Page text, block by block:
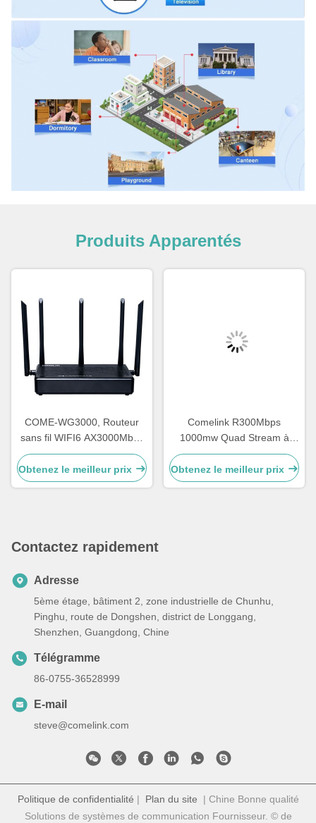
Produits Apparentés
COME-WG3000, Routeur
sans fil WIFI6 AX3000Mbps
4 GE
Obtenez le meilleur prix
Comelink R300Mbps
1000mw Quad Stream à
double bande en forme de
cylindre routeur Wifi
Obtenez le meilleur prix
Contactez rapidement
Adresse
5ème étage, bâtiment 2, zone industrielle de Chunhu,
Pinghu, route de Dongshen, district de Longgang,
Shenzhen, Guangdong, Chine
Télégramme
86-0755-36528999
E-mail
steve@comelink.com
Politique de confidentialité | Plan du site | Chine Bonne qualité
Solutions de systèmes de communication Fournisseur. © de